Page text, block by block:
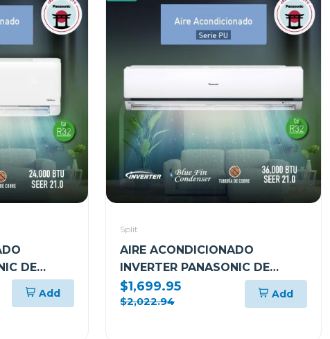
DE
Add
Split
AIRE ACONDICIONADO
INVERTER PANASONIC DE
36000BTU SEER21
CSCUPU36AKV2
$1,699.95
$2,022.94
Add